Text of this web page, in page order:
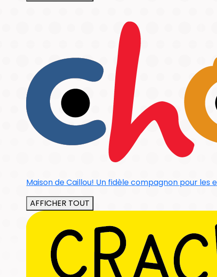
Maison de Caillou! Un fidèle compagnon pour
AFFICHER TOUT